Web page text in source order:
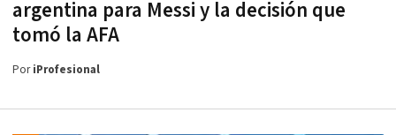
argentina para Messi y la decisión que
tomó la AFA
PoriProfesional